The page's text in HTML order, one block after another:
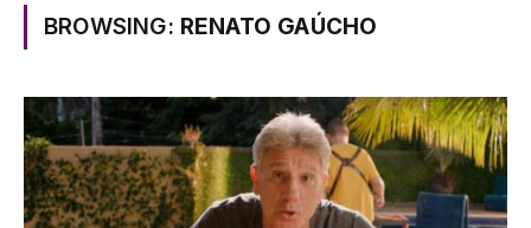
BROWSING: RENATO GAÚCHO